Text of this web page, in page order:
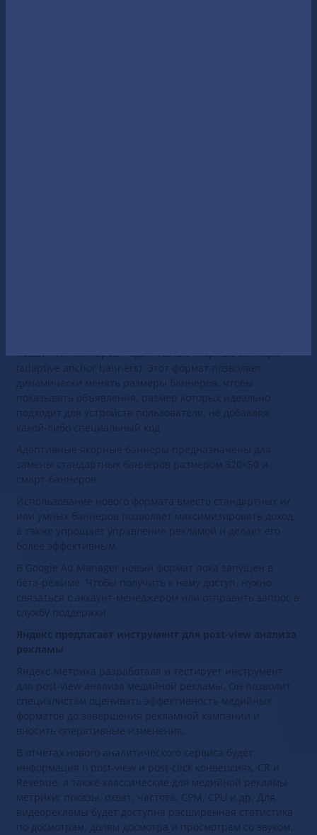
новый тип баннеров – адаптивные якорные баннеры
(adaptive anchor banners). Этот формат позволяет
динамически менять размеры баннеров, чтобы
показывать объявления, размер которых идеально
подходит для устройств пользователя, не добавляя
какой-либо специальный код.
Адаптивные якорные баннеры предназначены для
замены стандартных баннеров размером 320×50 и
смарт-баннеров.
Использование нового формата вместо стандартных и/
или умных баннеров позволяет максимизировать доход,
а также упрощает управление рекламой и делает его
более эффективным.
В Google Ad Manager новый формат пока запущен в
бета-режиме. Чтобы получить к нему доступ, нужно
связаться с аккаунт-менеджером или отправить запрос в
службу поддержки.
Яндекс предлагает инструмент для post-view анализа
рекламы
Яндекс.Метрика разработала и тестирует инструмент
для post-view анализа медийной рекламы. Он позволит
специалистам оценивать эффективность медийных
форматов до завершения рекламной кампании и
вносить оперативные изменения.
В отчетах нового аналитического сервиса будет
информация о post-view и post-click конверсиях, CR и
Revenue, а также классические для медийной рекламы
метрики: показы, охват, частота, CPM, CPU и др. Для
видеорекламы будет доступна расширенная статистика
по досмотрам, долям досмотра и просмотрам со звуком.